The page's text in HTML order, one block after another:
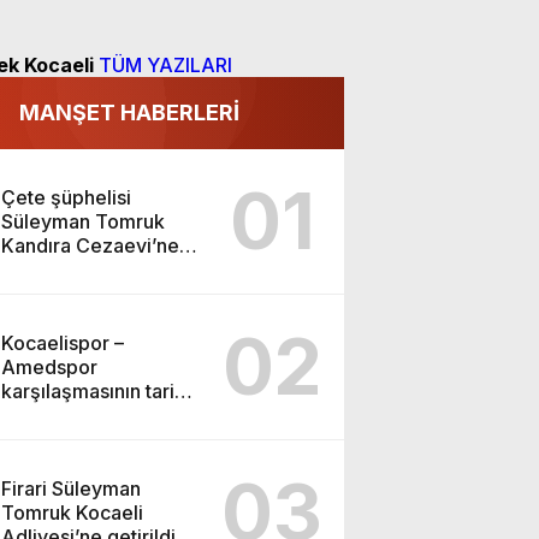
Kocaeli TÜM YAZILARI
MANŞET HABERLERİ
Çete şüphelisi
Süleyman Tomruk
Kandıra Cezaevi’ne
01
Kocaelispor –
Amedspor
karşılaşmasının tarihi
02
Firari Süleyman
Tomruk Kocaeli
03